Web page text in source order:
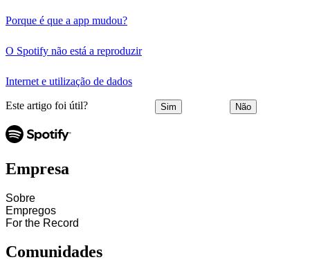
Porque é que a app mudou?
O Spotify não está a reproduzir
Internet e utilização de dados
Este artigo foi útil? Sim Não
Empresa
Sobre
Empregos
For the Record
Comunidades